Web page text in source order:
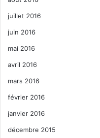
juillet 2016
juin 2016
mai 2016
avril 2016
mars 2016
février 2016
janvier 2016
décembre 2015